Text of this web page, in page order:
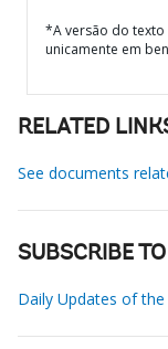
*A versão do texto
unicamente em
RELATED
See documents
SUBSCRIBE
Daily Updates of